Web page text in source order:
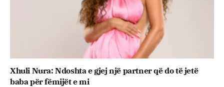
Xhuli Nura: Ndoshta e gjej një partner që do të jetë
baba për fëmijët e mi